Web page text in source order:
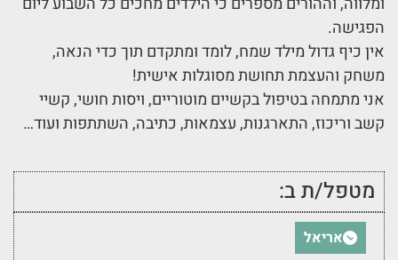
הפגישה.
אין כיף גדול מילד שמח, לומד ומתקדם תוך כדי הנאה,
משחק והעצמת תחושת מסוגלות אישית!
אני מתמחה בטיפול בקשיים מוטוריים, ויסות חושי, קשיי
קשב וריכוז, התארגנות, עצמאות, כתיבה, השתתפות ועוד…
מטפל/ת ב:
אריאל